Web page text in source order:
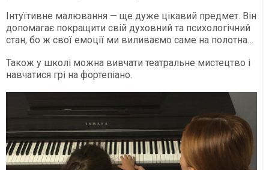
Інтуїтивне малювання — ще дуже цікавий предмет. Він
допомагає покращити свій духовний та психологічний
стан, бо ж свої емоції ми виливаємо саме на полотна…
Також у школі можна вивчати театральне мистецтво і
навчатися грі на фортепіано.